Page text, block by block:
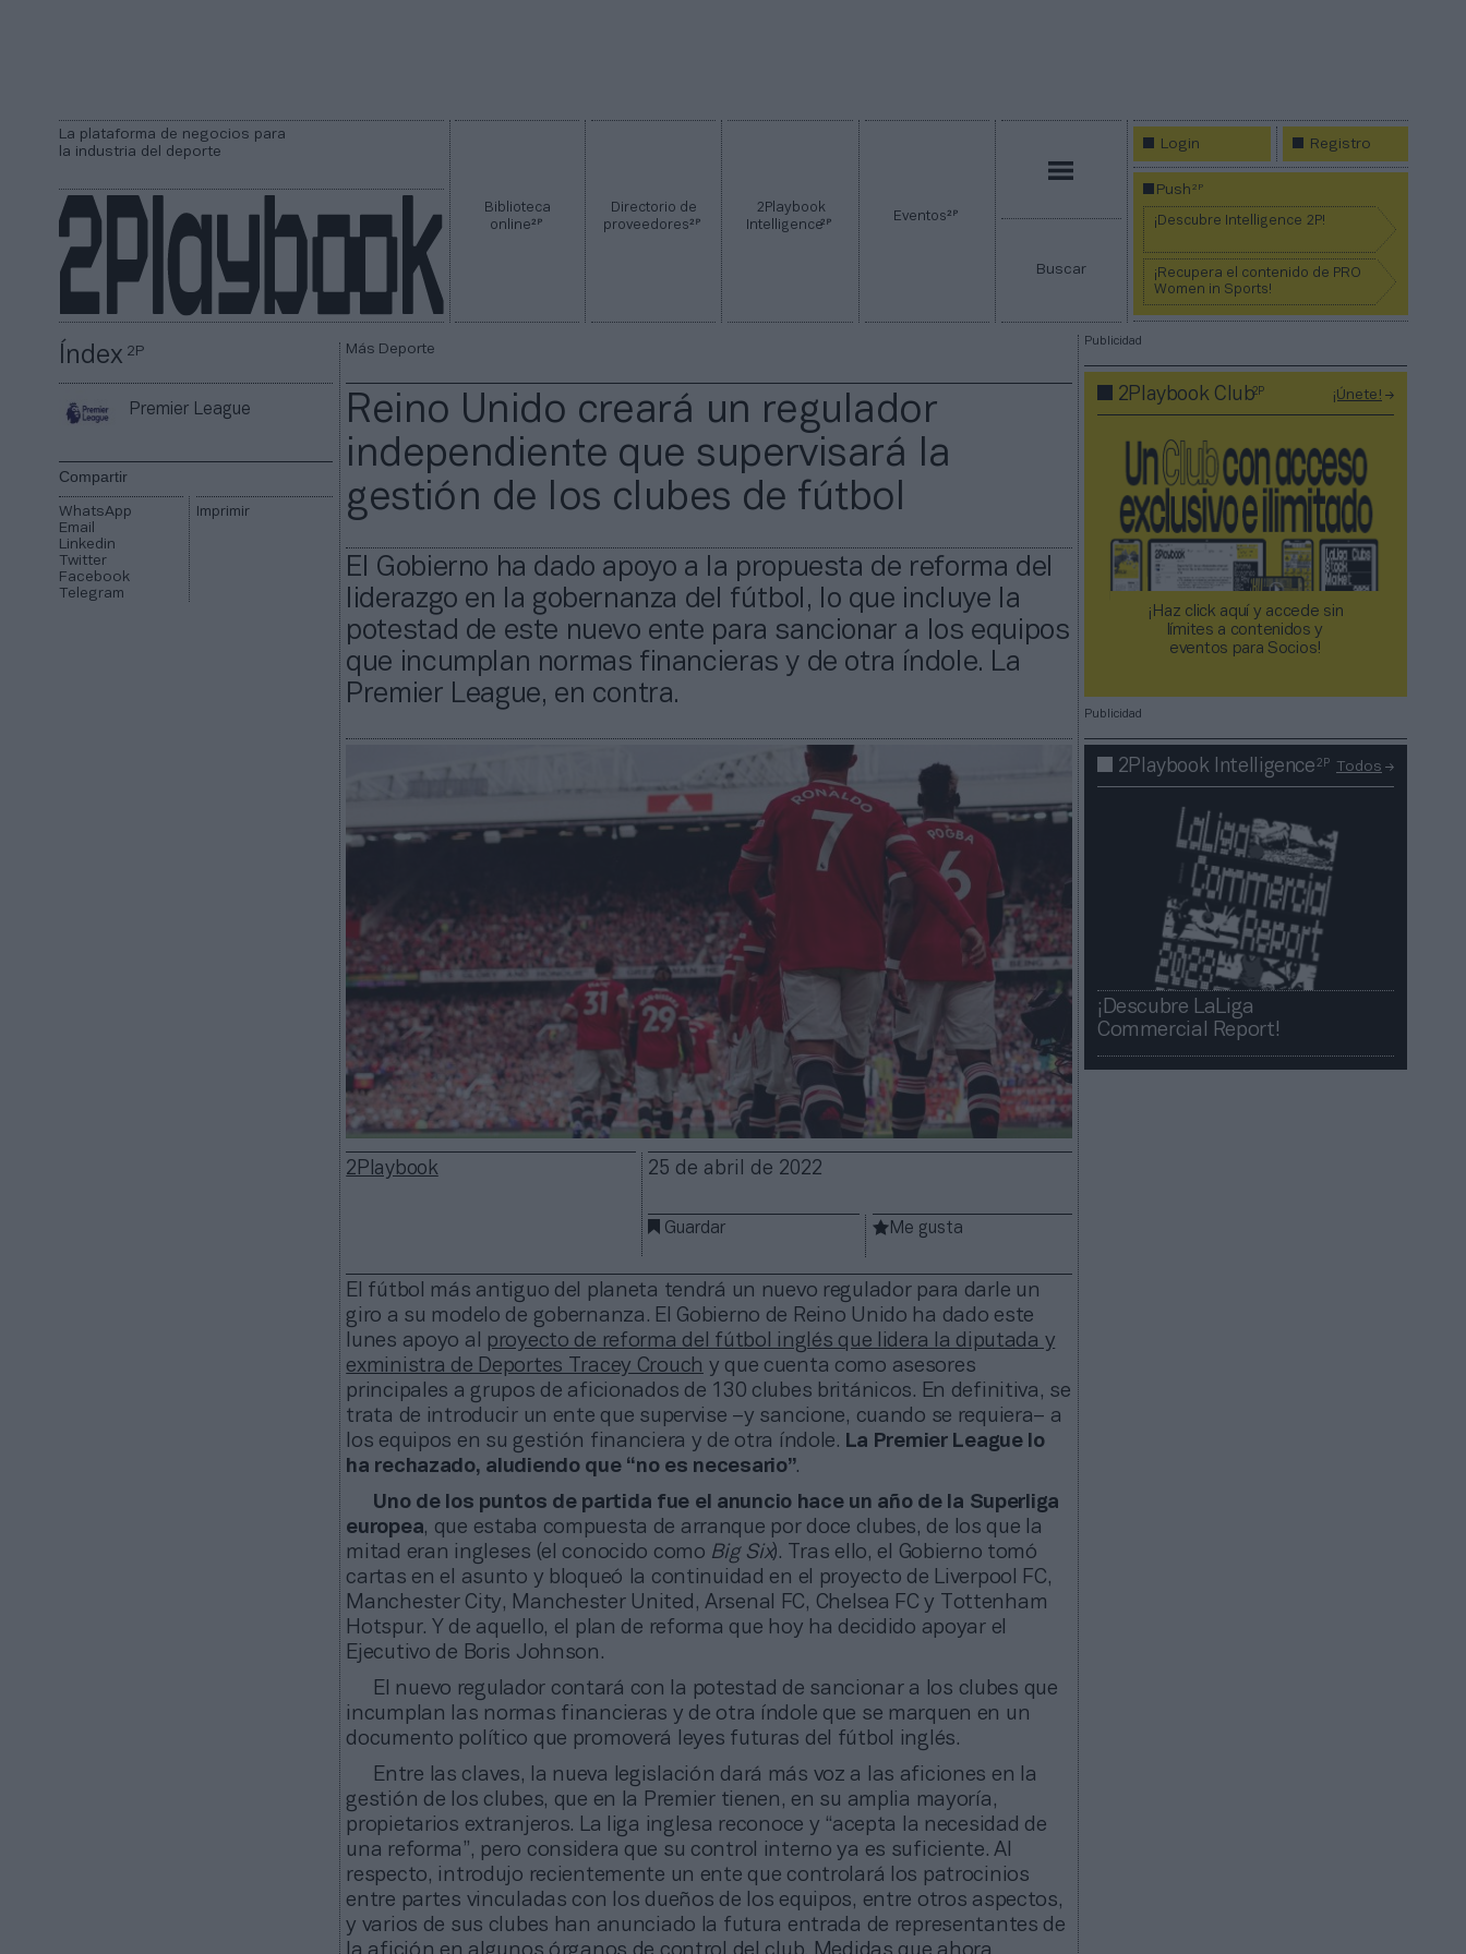
La plataforma de negocios para
la industria del deporte
Biblioteca
online2P
Directorio de
proveedores2P
2Playbook
Intelligence2P Eventos2P
Buscar
Login Registro
Push2P
¡Descubre Intelligence 2P!
¡Recupera el contenido de PRO
Women in Sports!
Índex2P
Premier League
Compartir
WhatsApp
Email
Linkedin
Twitter
Facebook
Telegram
Imprimir
Más Deporte
Reino Unido creará un regulador
independiente que supervisará la
gestión de los clubes de fútbol
El Gobierno ha dado apoyo a la propuesta de reforma del
liderazgo en la gobernanza del fútbol, lo que incluye la
potestad de este nuevo ente para sancionar a los equipos
que incumplan normas financieras y de otra índole. La
Premier League, en contra.
2Playbook 25 de abril de 2022
Guardar Me gusta
El fútbol más antiguo del planeta tendrá un nuevo regulador para darle un
giro a su modelo de gobernanza. El Gobierno de Reino Unido ha dado este
lunes apoyo al
proyecto de reforma del fútbol inglés que lidera la diputada y
exministra de Deportes Tracey Crouch y que cuenta como asesores
principales a grupos de aficionados de 130 clubes británicos. En definitiva, se
trata de introducir un ente que supervise –y sancione, cuando se requiera– a
los equipos en su gestión financiera y de otra índole. La Premier League lo
ha rechazado, aludiendo que “no es necesario”.
Uno de los puntos de partida fue el anuncio hace un año de la Superliga
europea, que estaba compuesta de arranque por doce clubes, de los que la
mitad eran ingleses (el conocido como Big Six). Tras ello, el Gobierno tomó
cartas en el asunto y bloqueó la continuidad en el proyecto de Liverpool FC,
Manchester City, Manchester United, Arsenal FC, Chelsea FC y Tottenham
Hotspur. Y de aquello, el plan de reforma que hoy ha decidido apoyar el
Ejecutivo de Boris Johnson.
El nuevo regulador contará con la potestad de sancionar a los clubes que
incumplan las normas financieras y de otra índole que se marquen en un
documento político que promoverá leyes futuras del fútbol inglés.
Entre las claves, la nueva legislación dará más voz a las aficiones en la
gestión de los clubes, que en la Premier tienen, en su amplia mayoría,
propietarios extranjeros. La liga inglesa reconoce y “acepta la necesidad de
una reforma”, pero considera que su control interno ya es suficiente. Al
respecto, introdujo recientemente un ente que controlará los patrocinios
entre partes vinculadas con los dueños de los equipos, entre otros aspectos,
y varios de sus clubes han anunciado la futura entrada de representantes de
Publicidad
2Playbook Club2P ¡Únete!
¡Haz click aquí y accede sin
límites a contenidos y
eventos para Socios!​​​​​​​
Publicidad
2Playbook Intelligence2P Todos
¡Descubre LaLiga
Commercial Report!​​